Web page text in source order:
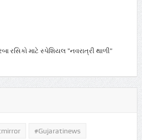
રસિકો માટે સ્પેશિયલ "નવરાત્રી થાળી"
#gujaratinews